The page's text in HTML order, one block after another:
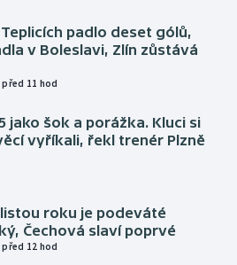
padlo deset gólů,
v Boleslavi, Zlín zůstává
11 hod
jako šok a porážka. Kluci si
vyříkali, řekl trenér Plzně
roku je podeváté
Čechová slaví poprvé
12 hod